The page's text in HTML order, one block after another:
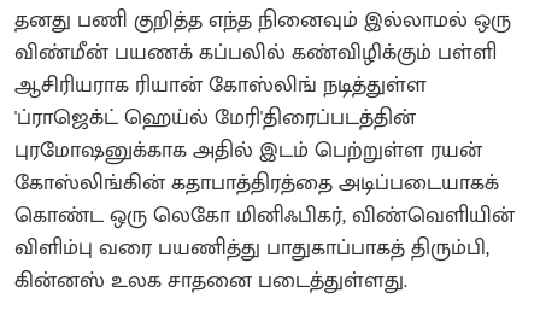
தனது பணி குறித்த எந்த நினைவும் இல்லாமல் ஒரு
விண்மீன் பயணக் கப்பலில் கண்விழிக்கும் பள்ளி
ஆசிரியராக ரியான் கோஸ்லிங் நடித்துள்ள
'ப்ராஜெக்ட் ஹெய்ல் மேரி'திரைப்படத்தின்
புரமோஷனுக்காக அதில் இடம் பெற்றுள்ள ரயன்
கோஸ்லிங்கின் கதாபாத்திரத்தை அடிப்படையாகக்
கொண்ட ஒரு லெகோ மினிஃபிகர், விண்வெளியின்
விளிம்பு வரை பயணித்து பாதுகாப்பாகத் திரும்பி,
கின்னஸ் உலக சாதனை படைத்துள்ளது.